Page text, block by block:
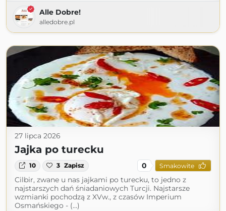
Alle Dobre!
alledobre.pl
27 lipca 2026
Jajka po turecku
10 3 Zapisz 0 Smakowite
Cilbir, zwane u nas jajkami po turecku, to jedno z
najstarszych dań śniadaniowych Turcji. Najstarsze
wzmianki pochodzą z XVw., z czasów Imperium
Osmańskiego - (...)